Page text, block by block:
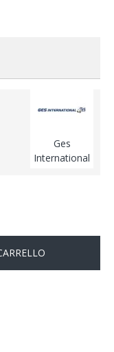
Ges
International